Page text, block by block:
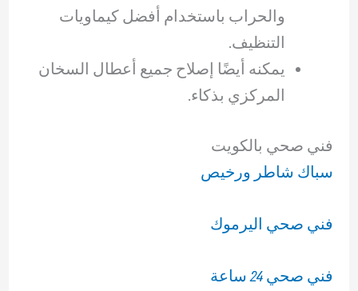
والحراب باستخدام أفضل كيماويات
التنظيف.
يمكنه أيضًا إصلاح جميع أعطال السخان
المركزي بذكاء.
فني صحي بالكويت
سباك شاطر ورخيص
فني صحي اليرموك
فني صحي 24 ساعة